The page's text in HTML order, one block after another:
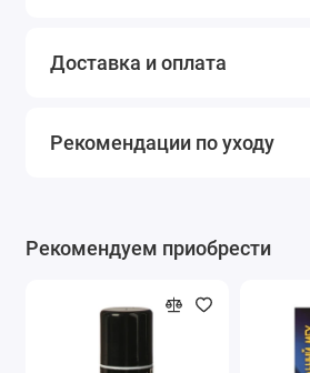
Доставка и оплата
Рекомендации по уходу
Рекомендуем приобрести